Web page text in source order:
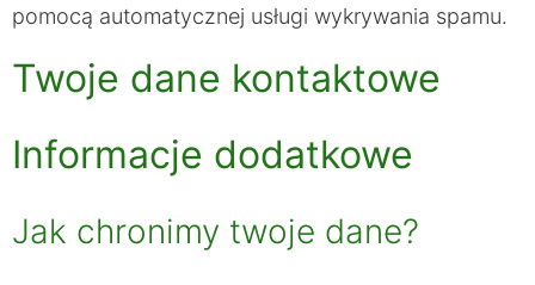
pomocą automatycznej usługi wykrywania spamu.
Twoje dane kontaktowe
Informacje dodatkowe
Jak chronimy twoje dane?